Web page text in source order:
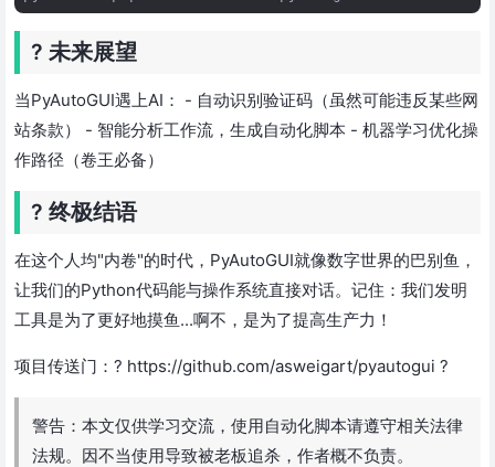
? 未来展望
当PyAutoGUI遇上AI： - 自动识别验证码（虽然可能违反某些网
站条款） - 智能分析工作流，生成自动化脚本 - 机器学习优化操
作路径（卷王必备）
? 终极结语
在这个人均"内卷"的时代，PyAutoGUI就像数字世界的巴别鱼，
让我们的Python代码能与操作系统直接对话。记住：我们发明
工具是为了更好地摸鱼...啊不，是为了提高生产力！
项目传送门：? https://github.com/asweigart/pyautogui ?
警告：本文仅供学习交流，使用自动化脚本请遵守相关法律
法规。因不当使用导致被老板追杀，作者概不负责。